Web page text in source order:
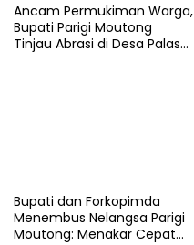
Ancam Permukiman Warga,
Bupati Parigi Moutong
Tinjau Abrasi di Desa Palasa
​Bupati dan Forkopimda
Menembus Nelangsa Parigi
Moutong: Menakar Cepat